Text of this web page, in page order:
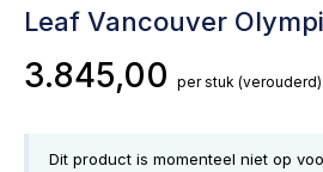
Leaf Vancouver
3.845,00 per stuk (verouderd)
Dit product is momenteel niet op